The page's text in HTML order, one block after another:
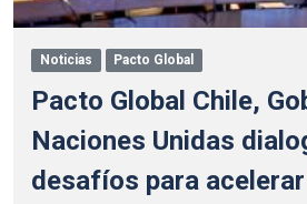
Noticias Pacto Global
Pacto Global Chile,
Naciones Unidas
desafíos para